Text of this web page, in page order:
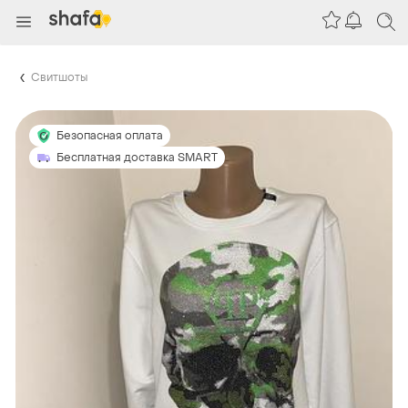
Свитшоты
Безопасная оплата
Бесплатная доставка SMART